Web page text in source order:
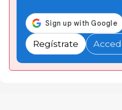
Regístrate